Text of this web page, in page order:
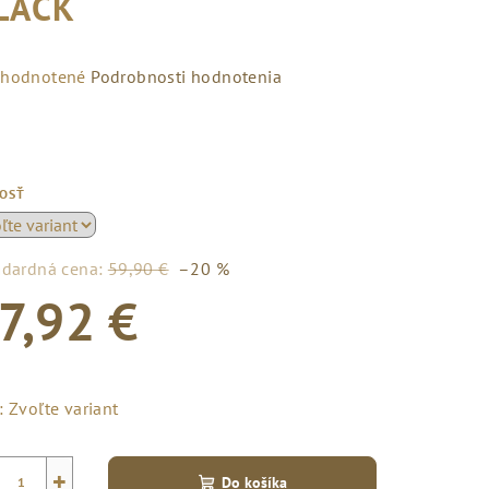
Podrobnosti hodnotenia
cena: 59,90 € –20 %
€
Zvoľte variant
+ Do košíka